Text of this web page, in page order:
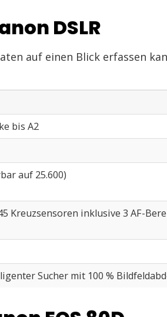
DSLR
auf einen Blick erfassen
bis A2
auf 25.600)
Kreuzsensoren inklusive 3 AF-
Sucher mit 100 %